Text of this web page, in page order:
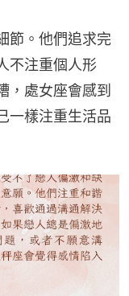
節。他們追求完
不注重個人形
，處女座會感到
一樣注重生活品